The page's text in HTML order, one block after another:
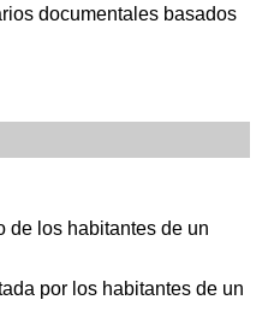
documentales basados
de los habitantes de un
por los habitantes de un